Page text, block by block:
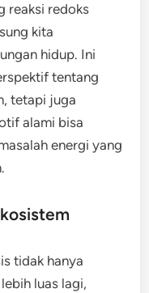
reaksi redoks
kita
hidup. Ini
tentang
tetapi juga
alami bisa
energi yang
tidak hanya
luas lagi,